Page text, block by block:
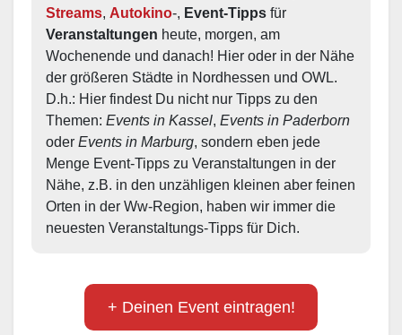
Streams, Autokino-, Event-Tipps
Veranstaltungen heute, morgen, am
Wochenende und danach! Hier oder in der Nähe
der größeren Städte in Nordhessen und OWL.
D.h.: Hier findest Du nicht nur Tipps zu den
Themen: Events in Kassel, Events in Paderborn
oder Events in Marburg, sondern eben jede
Menge Event-Tipps zu Veranstaltungen in der
Nähe, z.B. in den unzähligen kleinen aber feinen
Orten in der Ww-Region, haben wir immer die
neuesten Veranstaltungs-Tipps für Dich.
+ Deinen Event eintragen!